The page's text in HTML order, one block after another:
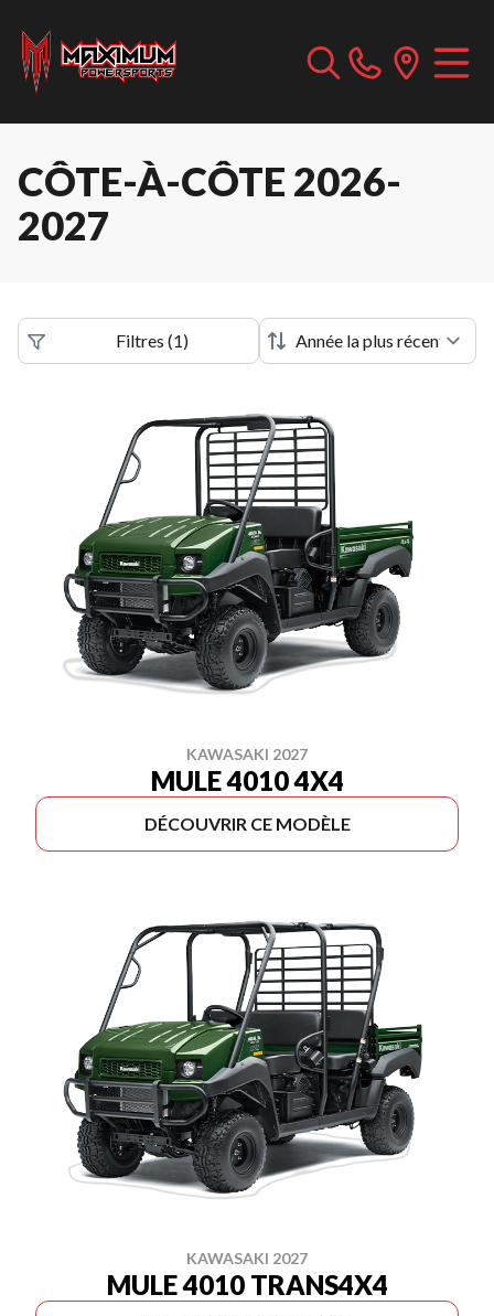
CÔTE-À-CÔTE 2026-
2027
Filtres (1)
KAWASAKI 2027
MULE 4010 4X4
DÉCOUVRIR CE MODÈLE
KAWASAKI 2027
MULE 4010 TRANS4X4